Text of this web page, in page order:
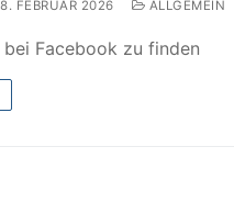
Service
Kommission
8. FEBRUAR 2026 ALLGEMEIN
Facebook zu finden